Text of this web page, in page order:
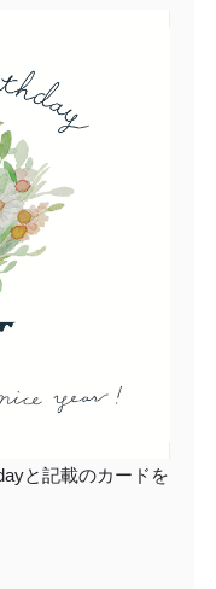
と記載のカードを